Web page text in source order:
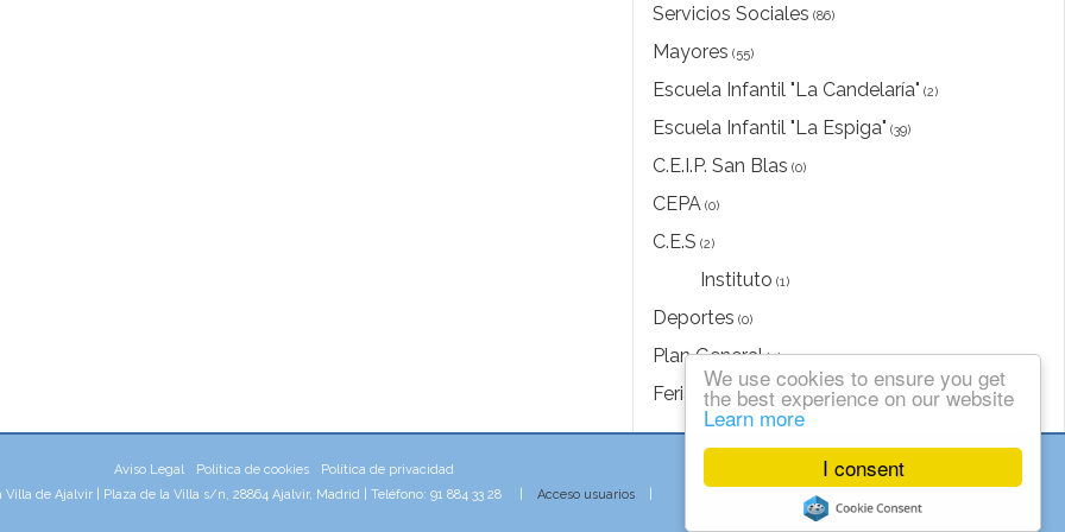
I consent
We use cookies to ensure you get
the best experience on our website
Learn more
Servicios Sociales (86)
Mayores (55)
Escuela Infantil "La Candelaría" (2)
Escuela Infantil "La Espiga" (39)
C.E.I.P. San Blas (0)
CEPA(0)
C.E.S (2)
Instituto (1)
Deportes (0)
Plan General(0)
Feria del Libro (0)
Aviso Legal Política de cookies
Política de privacidad
de Ajalvir | Plaza de la Villa s/n, 28864 Ajalvir, Madrid | Teléfono: 91 884 33 28 | Acceso usuarios|